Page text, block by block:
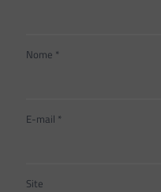
Nome *
E-mail *
Site